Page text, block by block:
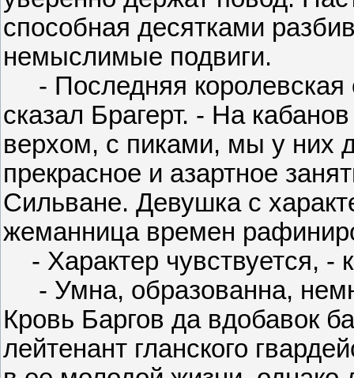
способная десятками
немыслимые подвиги.
- Последняя королевская
сказал Брагерт. - На
верхом, с пиками, мы у них
прекрасное и азартное
Сильване. Девушка с
жеманница времен
- Характер чувствуется, -
- Умна, образованна,
Кровь Баргов да вдобавок
лейтенант гланского